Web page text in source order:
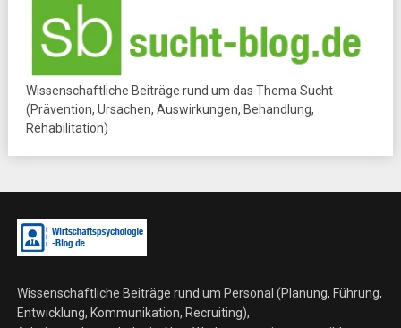
Wissenschaftliche Beiträge rund um das Thema Sucht
(Prävention, Ursachen, Auswirkungen, Behandlung,
Rehabilitation)
Wissenschaftliche Beiträge rund um Personal (Planung, Führung,
Entwicklung, Kommunikation, Recruiting),